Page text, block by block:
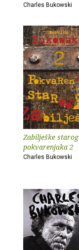
Charles Bukowski
Zabilješke starog
pokvarenjaka 2
Charles Bukowski